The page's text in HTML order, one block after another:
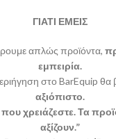
ΓΙΑΤΙ ΕΜΕΙΣ
απλώς προϊόντα,
εμπειρία.
στο BarEquip θα
αξιόπιστο.
που χρειάζεστε. Τα
αξίζουν.”